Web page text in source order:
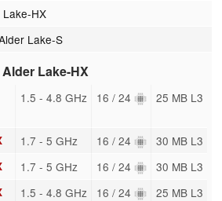
Lake-HX
Lake-S
Lake-HX
1.5 - 4.8 GHz 16 / 24 25 MB L3
1.7 - 5 GHz 16 / 24 30 MB L3
1.7 - 5 GHz 16 / 24 30 MB L3
1.5 - 4.8 GHz 16 / 24 25 MB L3